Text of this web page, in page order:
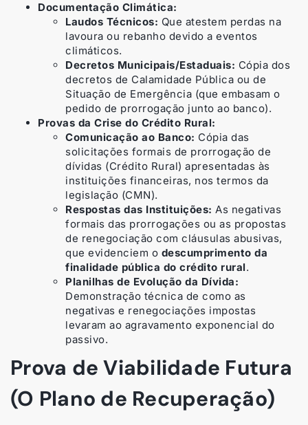
Documentação Climática:
Laudos Técnicos: Que atestem perdas na
lavoura ou rebanho devido a eventos
climáticos.
Decretos Municipais/Estaduais: Cópia dos
decretos de Calamidade Pública ou de
Situação de Emergência (que embasam o
pedido de prorrogação junto ao banco).
Provas da Crise do Crédito Rural:
Comunicação ao Banco: Cópia das
solicitações formais de prorrogação de
dívidas (Crédito Rural) apresentadas às
instituições financeiras, nos termos da
legislação (CMN).
Respostas das Instituições: As negativas
formais das prorrogações ou as propostas
de renegociação com cláusulas abusivas,
que evidenciem o descumprimento da
finalidade pública do crédito rural.
Planilhas de Evolução da Dívida:
Demonstração técnica de como as
negativas e renegociações impostas
levaram ao agravamento exponencial do
passivo.
Prova de Viabilidade Futura
(O Plano de Recuperação)